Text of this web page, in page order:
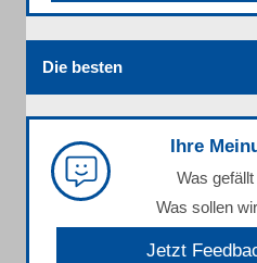
Die besten
Ihre
Was
Was sollen
Jetzt